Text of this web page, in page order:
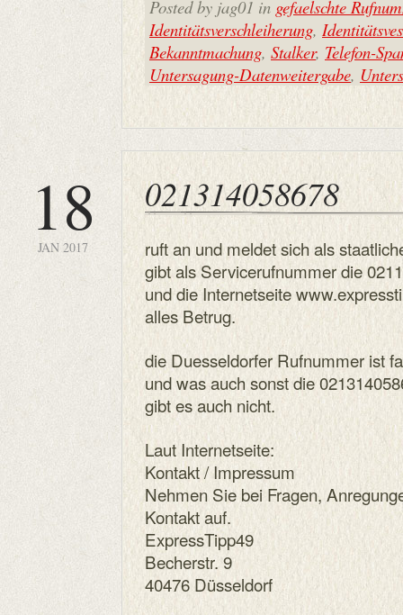
Posted by jag01 in gefaelschte
Identitätsverschleiherung,
Bekanntmachung, Stalker, Telefon-
Untersagung-Datenweitergabe,
18
JAN 2017
021314058678
ruft an und meldet sich als
gibt als Servicerufnummer die
und die Internetseite
alles Betrug.
die Duesseldorfer Rufnummer ist
und was auch sonst die
gibt es auch nicht.
Laut Internetseite:
Kontakt / Impressum
Nehmen Sie bei Fragen,
Kontakt auf.
ExpressTipp49
Becherstr. 9
40476 Düsseldorf